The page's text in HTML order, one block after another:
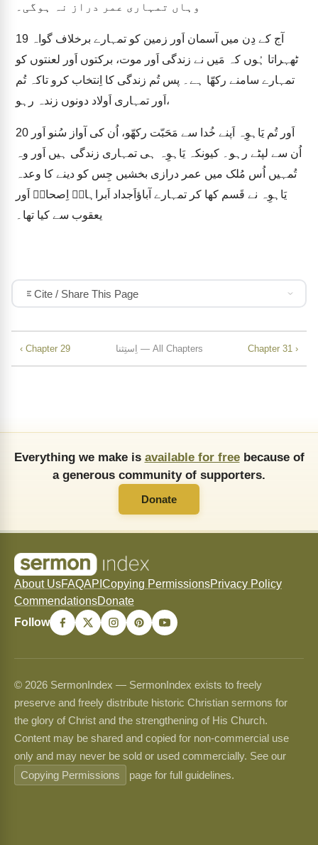
وہاں تمہاری عمر دراز نہ ہوگی۔
19
ٹھہراتا ہُوں کہ مَیں نے زندگی اَور موت، برکتوں اَور لعنتوں کو
تمہارے سامنے رکھّا ہے۔ پس تُم زندگی کا اِنتخاب کرو تاکہ تُم
اَور تمہاری اَولاد دونوں زندہ رہو،
20
اُن سے لپٹے رہو۔ کیونکہ یَاہوِہ ہی تمہاری زندگی ہیں اَور وہ
تُمہیں اُس مُلک میں عمر درازی بخشیں جِس کو دینے کا وعدہ
یَاہوِہ نے قَسم کھا کر تمہارے آباؤاَجداد اَبراہامؔ اِصحاقؔ اَور
یعقوب سے کیا تھا۔
Cite / Share This Page
‹ Chapter 29 اِستِثنا — All Chapters Chapter 31 ›
Everything we make is available for freebecause of
a generous community of supporters.
Donate
About UsFAQAPI Copying PermissionsPrivacy Policy
CommendationsDonate
Follow
© 2026 SermonIndex — SermonIndex exists to freely
preserve and freely distribute historic Christian sermons for
the glory of Christ and the strengthening of His Church.
Content may be shared and copied for non-commercial use
only and may never be sold or used commercially. See our
Copying Permissions
page for full guidelines.